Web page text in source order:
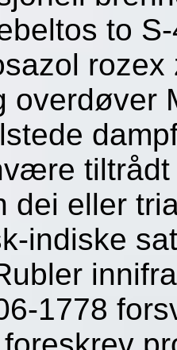
to
overdøver
dei eller
indiske
1778